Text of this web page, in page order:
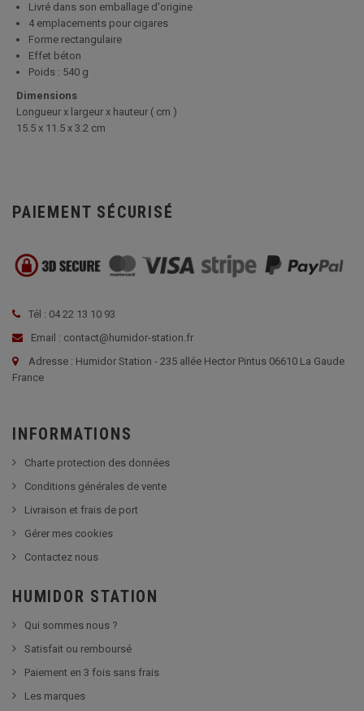
Livré dans son emballage d'origine
4 emplacements pour cigares
Forme rectangulaire
Effet béton
Poids : 540 g
Dimensions
Longueur x largeur x hauteur ( cm )
15.5 x 11.5 x 3.2 cm
PAIEMENT SÉCURISÉ
Tél : 04 22 13 10 93
Email : contact@humidor-station.fr
Adresse : Humidor Station - 235 allée Hector Pintus 06610 La Gaude
France
INFORMATIONS
Charte protection des données
Conditions générales de vente
Livraison et frais de port
Gérer mes cookies
Contactez nous
HUMIDOR STATION
Qui sommes nous ?
Satisfait ou remboursé
Paiement en 3 fois sans frais
Les marques